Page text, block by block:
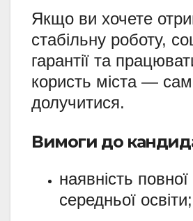
Якщо ви хочете
стабільну роботу,
гарантії та
користь міста —
долучитися.
Вимоги до
наявність повної
середньої освіти;